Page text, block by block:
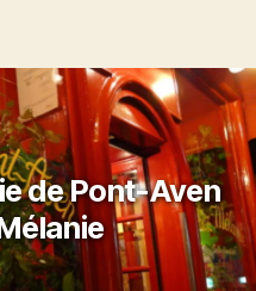
de Pont-Aven